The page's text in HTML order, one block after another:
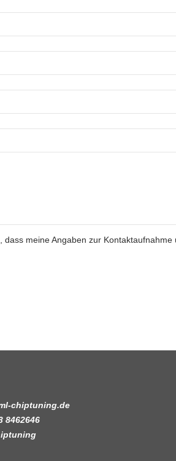
meine Angaben zur Kontaktaufnahme
chiptuning.de
8462646